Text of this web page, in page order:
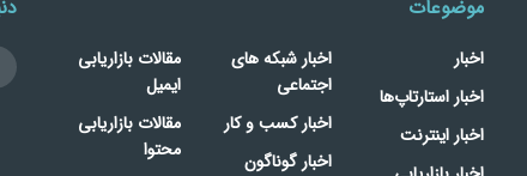
موضوعات
اخبار
اخبار استارتاپ‌ها
اخبار اینترنت
اخبار شبکه های
اجتماعی
اخبار کسب و کار
اخبار گوناگون
مقالات بازاریابی
ایمیل
مقالات بازاریابی
محتوا